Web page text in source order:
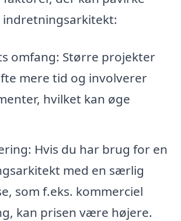
indretningsarkitekt:
omfang: Større projekter
mere tid og involverer
hvilket kan øge
Hvis du har brug for en
med en særlig
som f.eks. kommerciel
kan prisen være højere.